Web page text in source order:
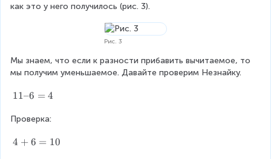
как это у него получилось (рис. 3).
Рис. 3
Мы знаем, что если к разности прибавить вычитаемое, то
мы получим уменьшаемое. Давайте проверим Незнайку.
1
–
=
11–6 = 4
Проверка:
4
4 + 6 = 10